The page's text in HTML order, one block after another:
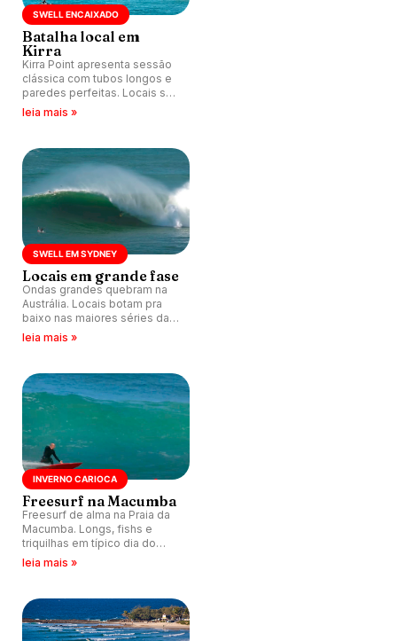
SWELL ENCAIXADO
Batalha local em
Kirra
Kirra Point apresenta sessão
clássica com tubos longos e
paredes perfeitas. Locais se
revezam em ondas
leia mais »
SWELL EM SYDNEY
Locais em grande fase
Ondas grandes quebram na
Austrália. Locais botam pra
baixo nas maiores séries da
temporada.
leia mais »
INVERNO CARIOCA
Freesurf na Macumba
Freesurf de alma na Praia da
Macumba. Longs, fishs e
triquilhas em típico dia do
inverno carioca. Clima leve,
leia mais »